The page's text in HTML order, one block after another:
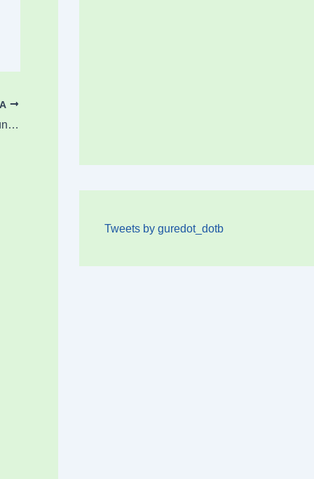
Uxue Ortiz abadiñarra, Espainiako txapeldunordea 400 metrotan
Tweets by guredot_dotb